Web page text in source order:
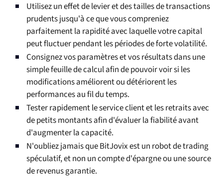
Utilisez un effet de levier et des tailles de transactions
prudents jusqu'à ce que vous compreniez
parfaitement la rapidité avec laquelle votre capital
peut fluctuer pendant les périodes de forte volatilité.
Consignez vos paramètres et vos résultats dans une
simple feuille de calcul afin de pouvoir voir si les
modifications améliorent ou détériorent les
performances au fil du temps.
Tester rapidement le service client et les retraits avec
de petits montants afin d'évaluer la fiabilité avant
d'augmenter la capacité.
N'oubliez jamais que BitJovix est un robot de trading
spéculatif, et non un compte d'épargne ou une source
de revenus garantie.